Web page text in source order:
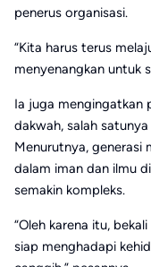
penerus organisasi.
“Kita harus terus
menyenangkan untuk
Ia juga mengingatkan
dakwah, salah
Menurutnya, generasi
dalam iman dan ilmu
semakin kompleks.
“Oleh karena itu,
siap menghadapi